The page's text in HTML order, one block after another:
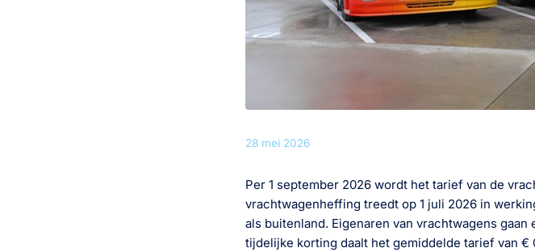
28 mei 2026
Per 1 september 2026 wordt het tarief van de
vrachtwagenheffing treedt op 1 juli 2026 in
als buitenland. Eigenaren van vrachtwagens
tijdelijke korting daalt het gemiddelde tarief van €